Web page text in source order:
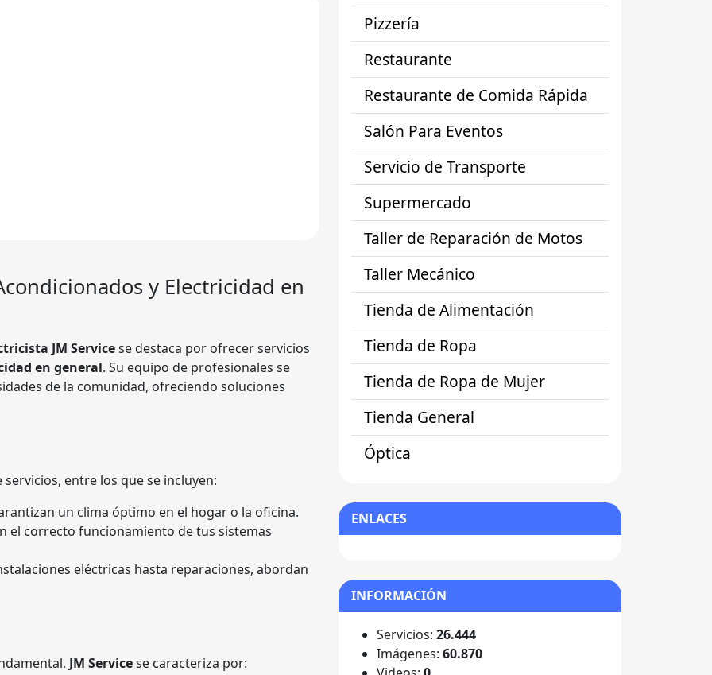
y Electricidad en
JM Servicese destaca por ofrecer servicios
en general. Su equipo de profesionales se
de la comunidad, ofreciendo soluciones
entre los que se incluyen:
un clima óptimo en el hogar o la oficina.
el correcto funcionamiento de tus sistemas
eléctricas hasta reparaciones, abordan
JM Servicese caracteriza por:
Pizzería
Restaurante
Restaurante de Comida Rápida
Salón Para Eventos
Servicio de Transporte
Supermercado
Taller de Reparación de Motos
Taller Mecánico
Tienda de Alimentación
Tienda de Ropa
Tienda de Ropa de Mujer
Tienda General
Óptica
ENLACES
INFORMACIÓN
Servicios: 26.444
Imágenes: 60.870